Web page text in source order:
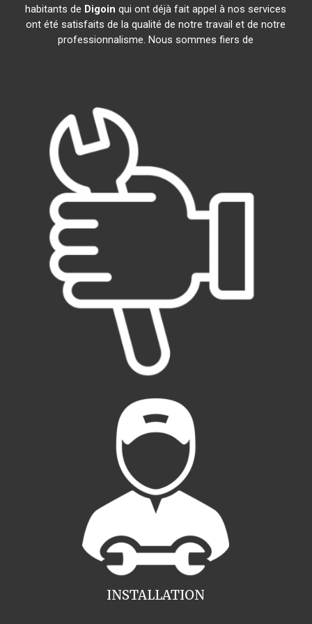
habitants de Digoin qui ont déjà fait appel à nos services
ont été satisfaits de la qualité de notre travail et de notre
professionnalisme. Nous sommes fiers de
INSTALLATION